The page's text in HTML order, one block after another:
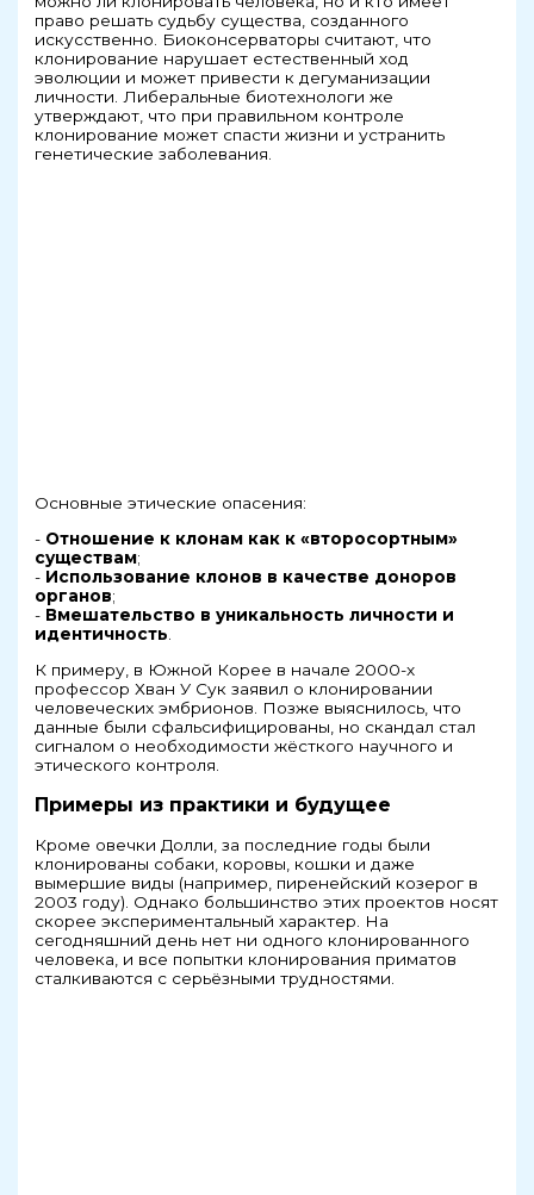
право решать судьбу существа, созданного
искусственно. Биоконсерваторы считают, что
клонирование нарушает естественный ход
эволюции и может привести к дегуманизации
личности. Либеральные биотехнологи же
утверждают, что при правильном контроле
клонирование может спасти жизни и устранить
генетические заболевания.
Основные этические опасения:
- Отношение к клонам как к «второсортным»
существам;
- Использование клонов в качестве доноров
органов;
- Вмешательство в уникальность личности и
идентичность
К примеру, в Южной Корее в начале 2000-х
профессор Хван У Сук заявил о клонировании
человеческих эмбрионов. Позже выяснилось, что
данные были сфальсифицированы, но скандал стал
сигналом о необходимости жёсткого научного и
этического контроля.
Примеры из практики и будущее
Кроме овечки Долли, за последние годы были
клонированы собаки, коровы, кошки и даже
вымершие виды (например, пиренейский козерог в
2003 году). Однако большинство этих проектов носят
скорее экспериментальный характер. На
сегодняшний день нет ни одного клонированного
человека, и все попытки клонирования приматов
сталкиваются с серьёзными трудностями.